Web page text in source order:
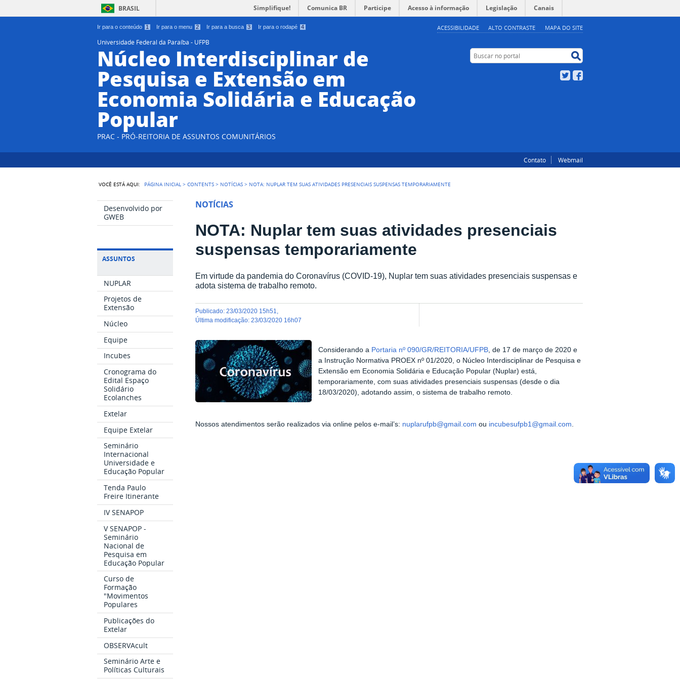
Ir para o conteúdo 1 Ir para o menu 2 Ir para a busca 3 Ir para o rodapé 4 ACESSIBILIDADE ALTO CONTRASTE MAPA DO SITE
BRASIL Simplifique! Comunica BR Participe Acesso à informação Legislação Canais
Universidade Federal da Paraíba - UFPB
Núcleo Interdisciplinar de
Pesquisa e Extensão em
Economia Solidária e Educação
Popular
PRAC - PRÓ-REITORIA DE ASSUNTOS COMUNITÁRIOS
Buscar no portal
Twitter
Contato Webmail
VOCÊ ESTÁ AQUI: PÁGINA INICIAL >CONTENTS > NOTÍCIAS > NOTA: NUPLAR TEM SUAS ATIVIDADES PRESENCIAIS SUSPENSAS TEMPORARIAMENTE
Desenvolvido por
GWEB
ASSUNTOS
NUPLAR
Projetos de
Extensão
Núcleo
Equipe
Incubes
Cronograma do
Edital Espaço
Solidário
Ecolanches
Extelar
Equipe Extelar
Seminário
Internacional
Universidade e
Educação Popular
Tenda Paulo
Freire Itinerante
IV SENAPOP
V SENAPOP -
Seminário
Nacional de
Pesquisa em
Educação Popular
Curso de
Formação
"Movimentos
Populares
Publicações do
Extelar
OBSERVAcult
Seminário Arte e
Políticas Culturais
NOTÍCIAS
NOTA: Nuplar tem suas atividades presenciais
suspensas temporariamente
Em virtude da pandemia do Coronavírus (COVID-19), Nuplar tem suas atividades presenciais suspensas e
adota sistema de trabalho remoto.
publicado:23/03/2020 15h51
última modificação:23/03/2020 16h07
Considerando a Portaria nº 090/GR/REITORIA/UFPB, de 17 de março de 2020 e
a Instrução Normativa PROEX nº 01/2020, o Núcleo Interdisciplinar de Pesquisa e
Extensão em Economia Solidária e Educação Popular (Nuplar) está,
temporariamente, com suas atividades presenciais suspensas (desde o dia
18/03/2020), adotando assim, o sistema de trabalho remoto.
Nossos atendimentos serão realizados viaonline pelose-mail’s: nuplarufpb@gmail.com ou incubesufpb1@gmail.com